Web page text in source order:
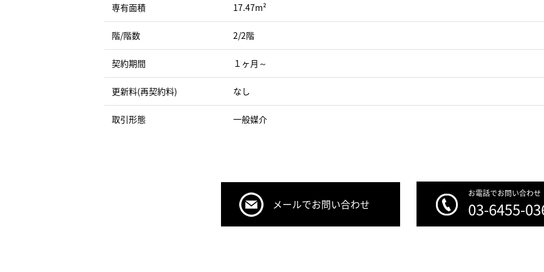
専有面積 17.47m²
階/階数 2/2階
契約期間 １ヶ月～
更新料(再契約料) なし
取引形態 一般媒介
メールでお問い合わせ
お電話でお問い合わせ
03-6455-